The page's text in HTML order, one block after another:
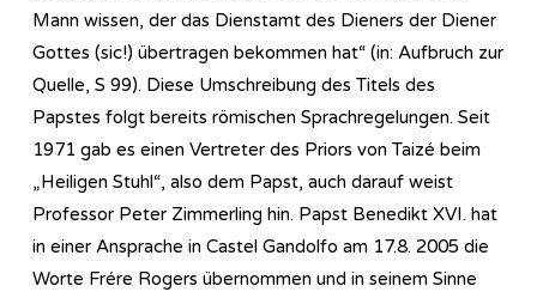
Mann wissen, der das Dienstamt des Dieners der Diener
Gottes (sic!) übertragen bekommen hat“ (in: Aufbruch zur
Quelle, S 99). Diese Umschreibung des Titels des
Papstes folgt bereits römischen Sprachregelungen. Seit
1971 gab es einen Vertreter des Priors von Taizé beim
„Heiligen Stuhl“, also dem Papst, auch darauf weist
Professor Peter Zimmerling hin. Papst Benedikt XVI. hat
in einer Ansprache in Castel Gandolfo am 17.8. 2005 die
Worte Frére Rogers übernommen und in seinem Sinne